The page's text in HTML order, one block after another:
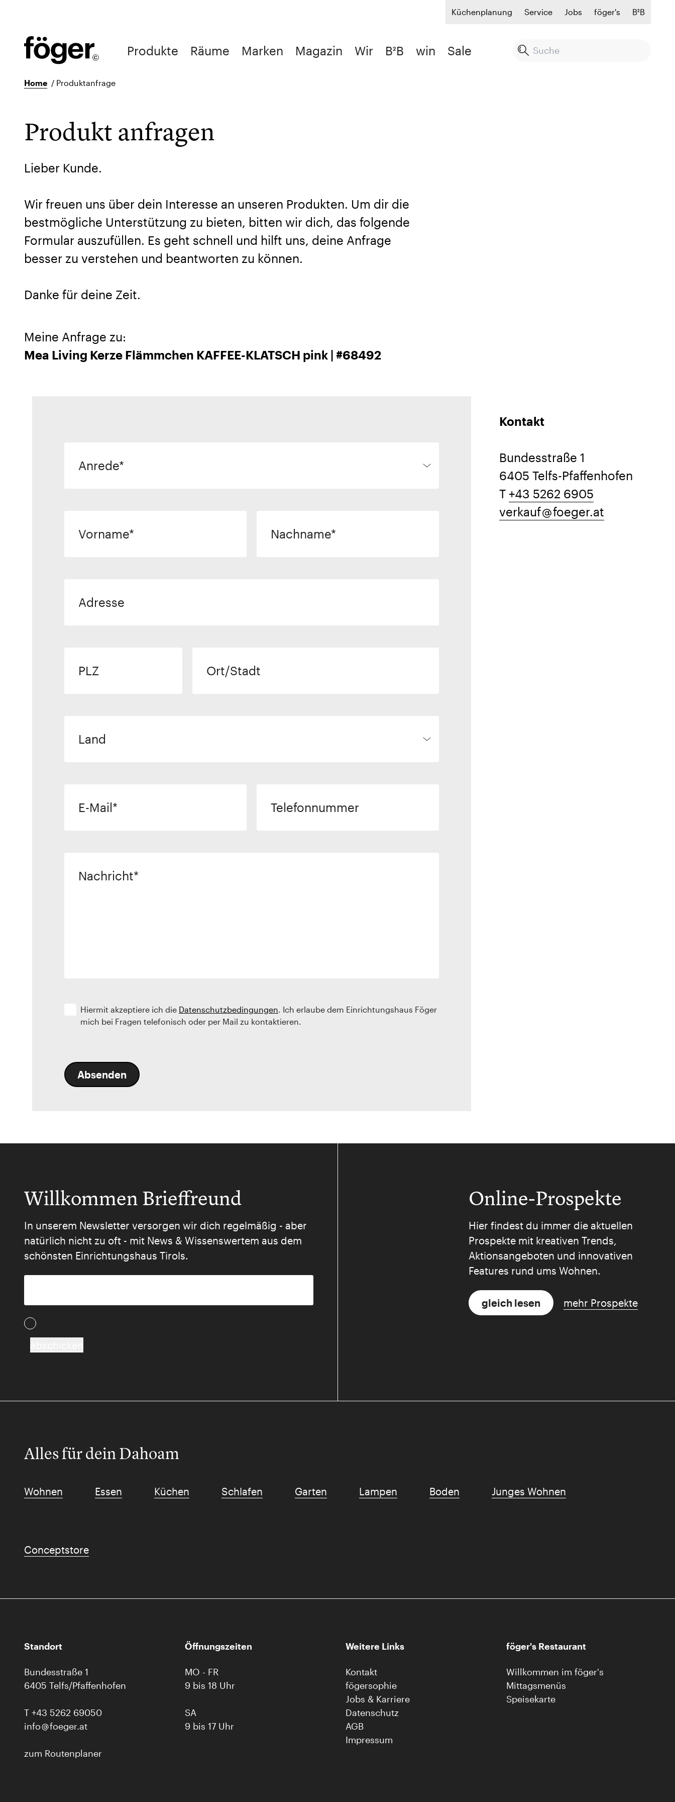
Küchenplanung Service Jobs föger's B²B
Produkte Räume Marken Magazin Wir B²B win Sale
Home / Produktanfrage
Produkt anfragen
Lieber Kunde.
Wir freuen uns über dein Interesse an unseren Produkten. Um dir die
bestmögliche Unterstützung zu bieten, bitten wir dich, das folgende
Formular auszufüllen. Es geht schnell und hilft uns, deine Anfrage
besser zu verstehen und beantworten zu können.
Danke für deine Zeit.
Meine Anfrage zu:
Mea Living Kerze Flämmchen KAFFEE-KLATSCH pink | #68492
Anrede
Vorname Nachname
Adresse
PLZ Ort/Stadt
Land
E-Mail Telefonnummer
Nachricht
Hiermit akzeptiere ich die Datenschutzbedingungen. Ich erlaube dem Einrichtungshaus Föger
mich bei Fragen telefonisch oder per Mail zu kontaktieren.
Absenden
Kontakt
Bundesstraße 1
6405 Telfs-Pfaffenhofen
T +43 5262 6905
verkauf
foeger.at
Willkommen Brieffreund
In unserem Newsletter versorgen wir dich regelmäßig - aber
natürlich nicht zu oft - mit News & Wissenswertem aus dem
schönsten Einrichtungshaus Tirols.
Online-Prospekte
Hier findest du immer die aktuellen
Prospekte mit kreativen Trends,
Aktionsangeboten und innovativen
Features rund ums Wohnen.
gleich lesen mehr Prospekte
Alles für dein Dahoam
Wohnen Essen Küchen Schlafen Garten Lampen Boden Junges Wohnen
Conceptstore
Standort
Bundesstraße 1
6405 Telfs/Pfaffenhofen
T +43 5262 69050
info
foeger.at
zum Routenplaner
Öffnungszeiten
MO - FR
9 bis 18 Uhr
SA
9 bis 17 Uhr
Weitere Links
Kontakt
fögersophie
Jobs & Karriere
Datenschutz
AGB
Impressum
föger's Restaurant
Willkommen im föger's
Mittagsmenüs
Speisekarte